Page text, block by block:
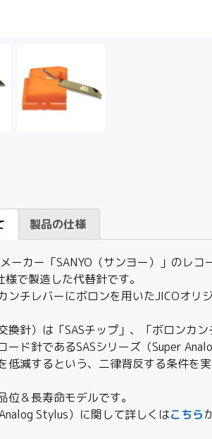
製品の仕様
ーカー「SANYO（サンヨー）」のレ
様で製造した代替針です。
チレバーにボロンを用いたJICOオリ
換針）は「SASチップ」、「ボロンカン
ード針であるSASシリーズ（Super
低減するという、二律背反する条件を
位＆長寿命モデルです。
Stylus）に関して詳しくはこちら